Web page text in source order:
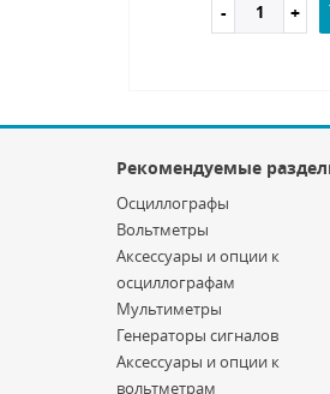
Рекомендуемые
Осциллографы
Вольтметры
Аксессуары и опции к
осциллографам
Мультиметры
Генераторы сигналов
Аксессуары и опции к
вольтметрам